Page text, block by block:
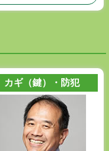
カギ（鍵）・防犯